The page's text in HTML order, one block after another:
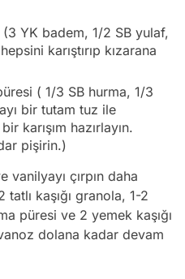
YK badem, 1/2 SB yulaf,
karıştırıp kızarana
( 1/3 SB hurma, 1/3
bir tutam tuz ile
karışım hazırlayın.
pişirin.)
vanilyayı çırpın daha
kaşığı granola, 1-2
püresi ve 2 yemek kaşığı
dolana kadar devam